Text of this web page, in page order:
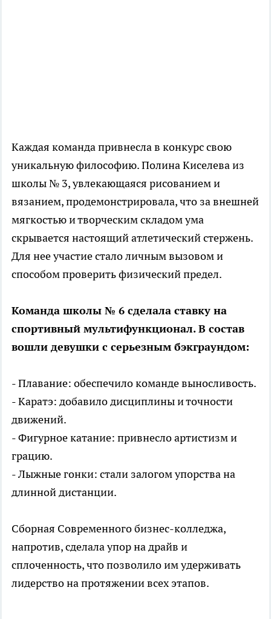
Каждая команда привнесла в конкурс свою
уникальную философию. Полина Киселева из
школы № 3, увлекающаяся рисованием и
вязанием, продемонстрировала, что за внешней
мягкостью и творческим складом ума
скрывается настоящий атлетический стержень.
Для нее участие стало личным вызовом и
способом проверить физический предел.
Команда школы № 6 сделала ставку на
спортивный мультифункционал. В состав
вошли девушки с серьезным бэкграундом:
- Плавание: обеспечило команде выносливость.
- Каратэ: добавило дисциплины и точности
движений.
- Фигурное катание: привнесло артистизм и
грацию.
- Лыжные гонки: стали залогом упорства на
длинной дистанции.
Сборная Современного бизнес-колледжа,
напротив, сделала упор на драйв и
сплоченность, что позволило им удерживать
лидерство на протяжении всех этапов.